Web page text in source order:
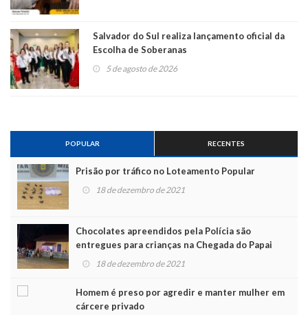
Salvador do Sul realiza lançamento oficial da
Escolha de Soberanas
5 de agosto de 2026
POPULAR RECENTES
Prisão por tráfico no Loteamento Popular
18 de dezembro de 2021
Chocolates apreendidos pela Polícia são
entregues para crianças na Chegada do Papai
Noel
18 de dezembro de 2021
Homem é preso por agredir e manter mulher em
cárcere privado